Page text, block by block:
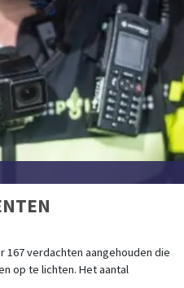
167 verdachten aangehouden die
op te lichten. Het aantal